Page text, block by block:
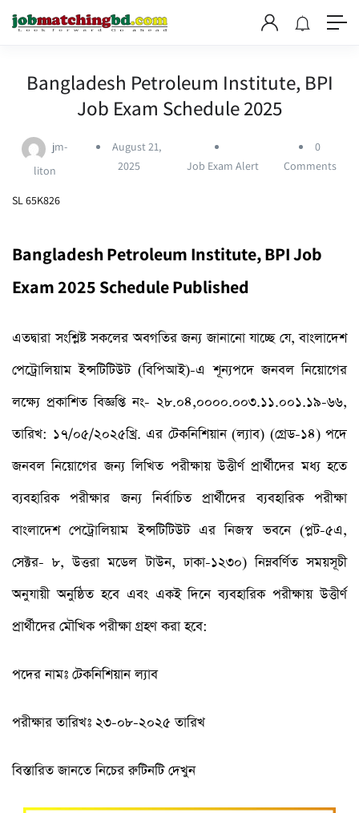
Bangladesh Petroleum Institute, BPI
Job Exam Schedule 2025
jm-
liton
August 21,
2025
Job Exam Alert
0
Comments
SL 65K826
Bangladesh Petroleum Institute, BPI Job
Exam 2025 Schedule Published
এতদ্বারা সংশ্লিষ্ট সকলের অবগতির জন্য জানানো যাচ্ছে যে, বাংলাদেশ
পেট্রোলিয়াম ইন্সটিটিউট (বিপিআই)-এ শূন্যপদে জনবল নিয়োগের
লক্ষ্যে প্রকাশিত বিজ্ঞপ্তি নং- ২৮.০৪,০০০০.০০৩.১১.০০১.১৯-৬৬,
তারিখ: ১৭/০৫/২০২৫খ্রি. এর টেকনিশিয়ান (ল্যাব) (গ্রেড-১৪) পদে
জনবল নিয়োগের জন্য লিখিত পরীক্ষায় উত্তীর্ণ প্রার্থীদের মধ্য হতে
ব্যবহারিক পরীক্ষার জন্য নির্বাচিত প্রার্থীদের ব্যবহারিক পরীক্ষা
বাংলাদেশ পেট্রোলিয়াম ইন্সটিটিউট এর নিজস্ব ভবনে (প্লট-৫এ,
সেক্টর- ৮, উত্তরা মডেল টাউন, ঢাকা-১২৩০) নিম্নবর্ণিত সময়সূচী
অনুযায়ী অনুষ্ঠিত হবে এবং একই দিনে ব্যবহারিক পরীক্ষায় উত্তীর্ণ
প্রার্থীদের মৌখিক পরীক্ষা গ্রহণ করা হবে:
পদের নামঃ টেকনিশিয়ান ল্যাব
পরীক্ষার তারিখঃ ২৩-০৮-২০২৫ তারিখ
বিস্তারিত জানতে নিচের রুটিনটি দেখুন